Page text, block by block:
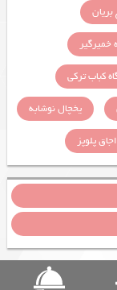
خمیرگیر
کباب ترکی
یخچال نوشابه
اجاق پلوپز